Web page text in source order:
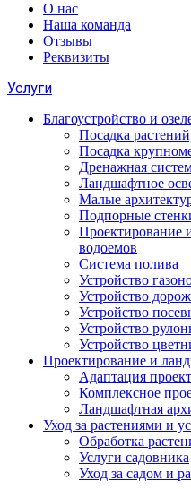
О нас
Наша команда
Отзывы
Реквизиты
Услуги
Благоустройство и
Посадка
Посадка
Дренажная
Ландшафтное
Малые
Подпорные
Проектирование
водоемов
Система полива
Устройство
Устройство
Устройство
Устройство
Устройство
Проектирование и
Адаптация
Комплексное
Ландшафтная
Уход за растениями и
Обработка
Услуги садовника
Уход за садом и